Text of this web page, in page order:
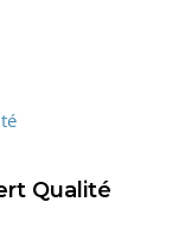
Qualité